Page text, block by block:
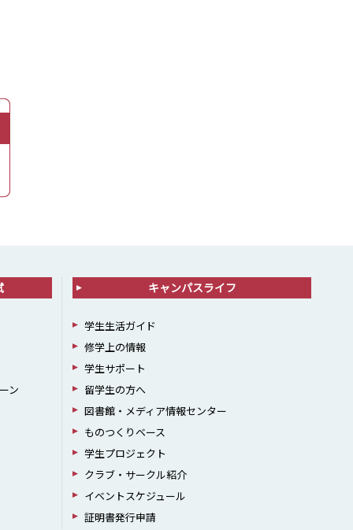
ン
キャンパスライフ
学生生活ガイド
修学上の情報
学生サポート
留学生の方へ
図書館・メディア情報センター
ものつくりベース
学生プロジェクト
クラブ・サークル紹介
イベントスケジュール
証明書発行申請